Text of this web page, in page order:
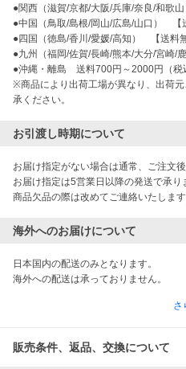
●関西（滋賀/京都/大阪/兵庫/奈良/和歌山
●中国（鳥取/島根/岡山/広島/山口）　【
●四国（徳島/香川/愛媛/高知）　【送料
●九州（福岡/佐賀/長崎/熊本/大分/宮崎/
●沖縄・離島　送料700円～2000円（税
※商品により出荷工場が異なり、出荷
承ください。
お引渡し時期について
お届け指定がない場合は通常、ご注文
お届け指定は5営業日以降の発送で承り
商品欠品の際は改めてご連絡いたします
海外へのお届けについて
日本国内の配送のみとなります。
海外への配送は承っておりません。
さ
販売条件、返品、交換について